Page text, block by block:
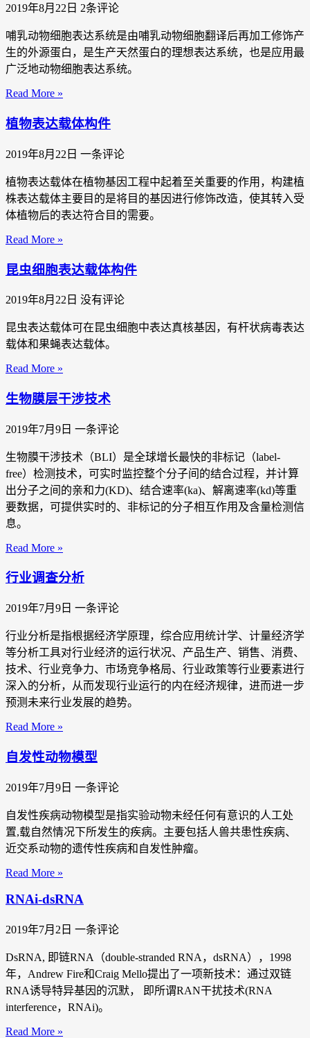
2019年8月22日 2条评论
哺乳动物细胞表达系统是由哺乳动物细胞翻译后再加工修饰产
生的外源蛋白，是生产天然蛋白的理想表达系统，也是应用最
广泛地动物细胞表达系统。
Read More »
植物表达载体构件
2019年8月22日 一条评论
植物表达载体在植物基因工程中起着至关重要的作用，构建植
株表达载体主要目的是将目的基因进行修饰改造，使其转入受
体植物后的表达符合目的需要。
Read More »
昆虫细胞表达载体构件
2019年8月22日 没有评论
昆虫表达载体可在昆虫细胞中表达真核基因，有杆状病毒表达
载体和果蝇表达载体。
Read More »
生物膜层干涉技术
2019年7月9日 一条评论
生物膜干涉技术（BLI）是全球增长最快的非标记（label-
free）检测技术，可实时监控整个分子间的结合过程，并计算
出分子之间的亲和力(KD)、结合速率(ka)、解离速率(kd)等重
要数据，可提供实时的、非标记的分子相互作用及含量检测信
息。
Read More »
行业调查分析
2019年7月9日 一条评论
行业分析是指根据经济学原理，综合应用统计学、计量经济学
等分析工具对行业经济的运行状况、产品生产、销售、消费、
技术、行业竞争力、市场竞争格局、行业政策等行业要素进行
深入的分析，从而发现行业运行的内在经济规律，进而进一步
预测未来行业发展的趋势。
Read More »
自发性动物模型
2019年7月9日 一条评论
自发性疾病动物模型是指实验动物未经任何有意识的人工处
置,载自然情况下所发生的疾病。主要包括人兽共患性疾病、
近交系动物的遗传性疾病和自发性肿瘤。
Read More »
RNAi-dsRNA
2019年7月2日 一条评论
DsRNA, 即链RNA（double-stranded RNA，dsRNA），1998
年，Andrew Fire和Craig Mello提出了一项新技术：通过双链
RNA诱导特异基因的沉默， 即所谓RAN干扰技术(RNA
interference，RNAi)。
Read More »